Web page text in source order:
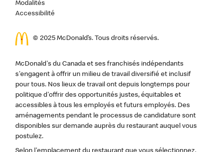
Modalités
Accessibilité
© 2025 McDonald’s. Tous droits réservés.
McDonald's du Canada et ses franchisés indépendants
s'engagent à offrir un milieu de travail diversifié et inclusif
pour tous. Nos lieux de travail ont depuis longtemps pour
politique d'offrir des opportunités justes, équitables et
accessibles à tous les employés et futurs employés. Des
aménagements pendant le processus de candidature sont
disponibles sur demande auprès du restaurant auquel vous
postulez.